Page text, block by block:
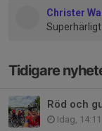
Christer
Tidigare
Röd och
Idag, 14:11